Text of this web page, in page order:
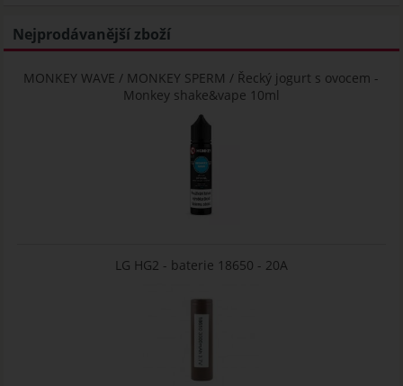
Nejprodávanější zboží
MONKEY WAVE / MONKEY SPERM / Řecký jogurt s ovocem -
Monkey shake&vape 10ml
LG HG2 - baterie 18650 - 20A